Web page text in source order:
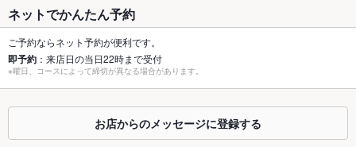
容人数
個室 なし
座敷 なし
掘りごたつ なし
カウンター あり
ネットでかんたん予約
ご予約ならネット予約が便利です。
即予約 ：来店日の当日22時まで受付
※曜日、コースによって締切が異なる場合があります。
お店からのメッセージに登録する